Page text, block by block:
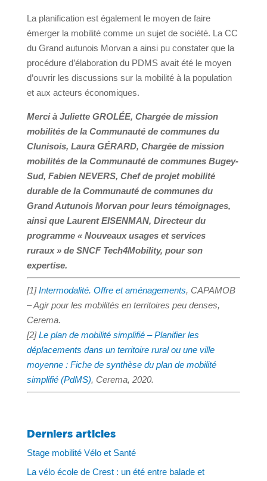
La planification est également le moyen de faire
émerger la mobilité comme un sujet de société. La CC
du Grand autunois Morvan a ainsi pu constater que la
procédure d’élaboration du PDMS avait été le moyen
d’ouvrir les discussions sur la mobilité à la population
et aux acteurs économiques.
Merci à Juliette GROLÉE, Chargée de mission
mobilités de la Communauté de communes du
Clunisois, Laura GÉRARD, Chargée de mission
mobilités de la Communauté de communes Bugey-
Sud, Fabien NEVERS, Chef de projet mobilité
durable de la Communauté de communes du
Grand Autunois Morvan pour leurs témoignages,
ainsi que Laurent EISENMAN, Directeur du
programme « Nouveaux usages et services
ruraux » de SNCF Tech4Mobility, pour son
expertise.
[1]Intermodalité. Offre et aménagements, CAPAMOB
– Agir pour les mobilités en territoires peu denses,
Cerema.
[2]Le plan de mobilité simplifié – Planifier les
déplacements dans un territoire rural ou une ville
moyenne : Fiche de synthèse du plan de mobilité
simplifié (PdMS), Cerema, 2020.
Derniers articles
Stage mobilité Vélo et Santé
La vélo école de Crest : un été entre balade et